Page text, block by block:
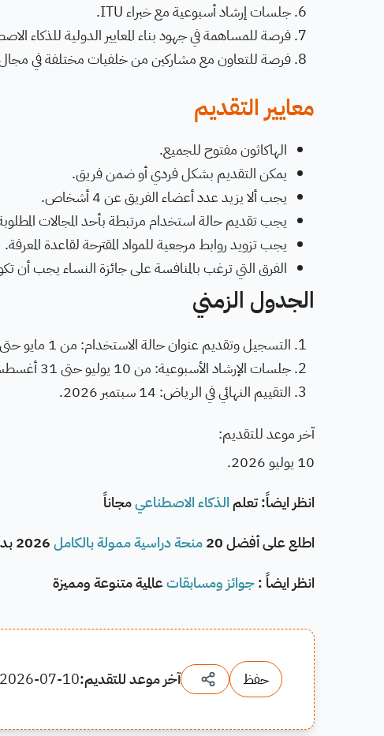
جلسات إرشاد أسبوعية مع خبراء ITU.
فرصة للمساهمة في جهود بناء المعايير الدولية للذكاء
فرصة للتعاون مع مشاركين من خلفيات مختلفة في مجال
معايير التقديم
الهاكاثون مفتوح للجميع.
يمكن التقديم بشكل فردي أو ضمن فريق.
يجب ألا يزيد عدد أعضاء الفريق عن 4 أشخاص.
يجب تقديم حالة استخدام مرتبطة بأحد المجالات
يجب تزويد روابط مرجعية للمواد المقترحة لقاعدة المعرفة.
الفرق التي ترغب بالمنافسة على جائزة النساء يجب أن
الجدول الزمني
التسجيل وتقديم عنوان حالة الاستخدام: من 1 مايو حتى 10 يوليو 2026.
جلسات الإرشاد الأسبوعية: من 10 يوليو حتى 31 أغسطس 2026.
التقييم النهائي في الرياض: 14 سبتمبر 2026.
آخر موعد للتقديم:
10 يوليو 2026.
انظر ايضاً: تعلمالذكاء الاصطناعيمجاناً
اطلع على أفضل 20
منحة دراسية ممولة بالكامل
انظر ايضاً :جوائز ومسابقاتعالمية متنوعة ومميزة
حفظ آخر موعد للتقديم:2026-07-10